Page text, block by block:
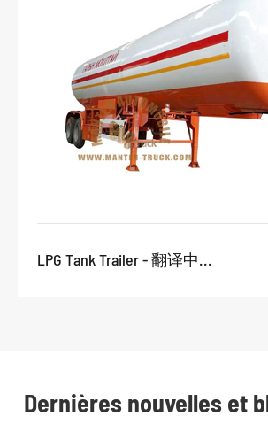
LPG Tank Trailer - 翻译中...
Dernières nouvelles et